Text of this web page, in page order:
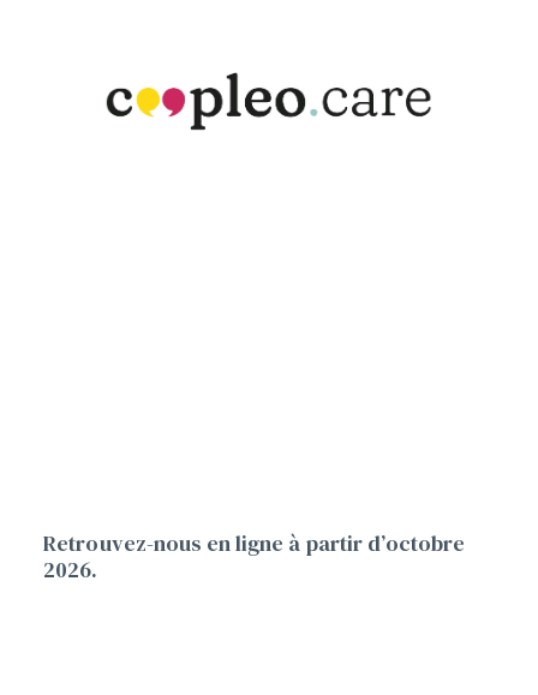
Retrouvez-nous en ligne à partir d’octobre
2026.